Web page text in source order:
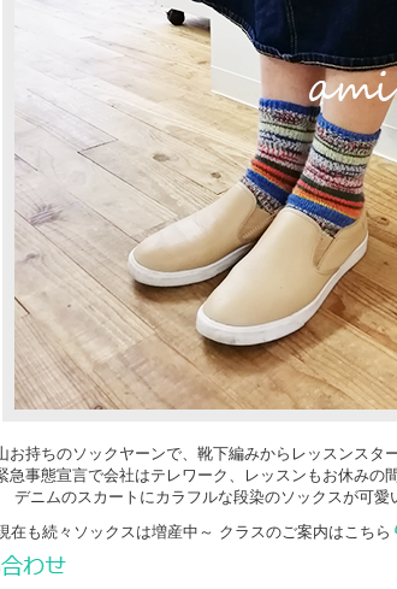
お持ちのソックヤーンで、靴下編みからレッスンスタ
急事態宣言で会社はテレワーク、レッスンもお休みの
デニムのスカートにカラフルな段染のソックスが可愛
在も続々ソックスは増産中～ クラスのご案内はこちら